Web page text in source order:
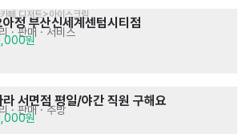
페,디저트>아이스크림
정 부산신세계센텀시티점
· 판매 · 서비스
원
라 서면점 평일/야간 직원 구해요
· 판매· 주방
원